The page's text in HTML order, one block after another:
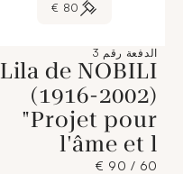
80 €
الدفعة رقم 3
Lila de NOBILI
(1916-2002)
"Projet pour
l'âme et l
60 / 90 €